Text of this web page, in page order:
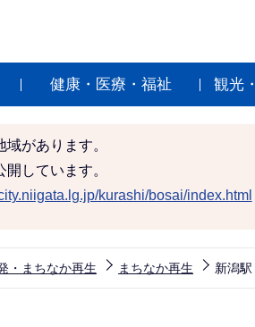
健康・医療・福祉 観光
があります。
しています。
kurashi/bosai/index.html
・まちなか再生 まちなか再生 新潟